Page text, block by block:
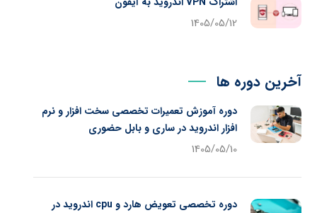
1405/05/12
آخرین دوره ها
دوره آموزش تعمیرات تخصصی سخت افزار و نرم
افزار اندروید در ساری و بابل حضوری
1405/05/10
دوره تخصصی تعویض هارد و cpu اندروید در